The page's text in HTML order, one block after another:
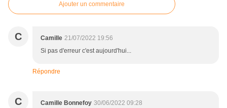
Ajouter un commentaire
C Camille 21/07/2022 19:56
Si pas d'erreur c'est aujourd'hui...
Répondre
C Camille Bonnefoy 30/06/2022 09:28